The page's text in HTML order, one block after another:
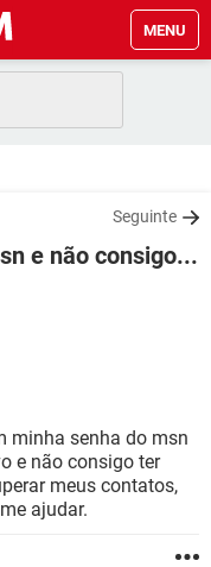
MENU
Seguinte
e não consigo...
minha senha do msn
e não consigo ter
meus contatos,
ajudar.